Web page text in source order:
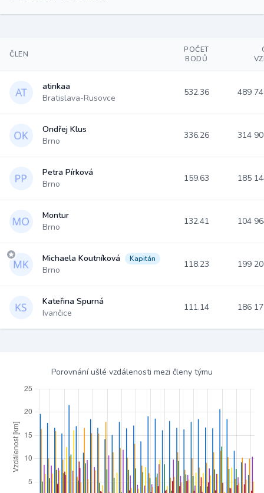
ČLEN
POČET
BODŮ
atinkaa
Bratislava-Rusovce
532.36 489
Ondřej Klus
Brno
336.26 314
Petra Pírková
Brno
159.63 185
Montur
Brno
132.41 104
Michaela Koutníková Kapitán
Brno
118.23 199
Kateřina Spurná
Ivančice
111.14 186
Porovnání ušlé vzdálenosti mezi členy týmu